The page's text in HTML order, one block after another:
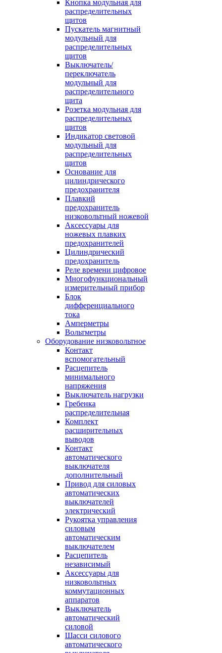
Кнопка модульная для
распределительных
щитов
Пускатель магнитный
модульный для
распределительных
щитов
Выключатель/
переключатель
модульный для
распределительного
щита
Розетка модульная для
распределительных
щитов
Индикатор световой
модульный для
распределительных
щитов
Основание для
цилиндрического
предохранителя
Плавкий
предохранитель
низковольтный ножевой
Аксессуары для
ножевых плавких
предохранителей
Цилиндрический
предохранитель
Реле времени цифровое
Многофункциональный
измерительный прибор
Блок
дифференциального
тока
Амперметры
Вольтметры
Оборудование низковольтное
Контакт
вспомогательный
Расцепитель
минимального
напряжения
Выключатель нагрузки
Гребенка
распределительная
Комплект
расширительных
выводов
Контакт
автоматического
выключателя
дополнительный
Привод для силовых
автоматических
выключателей
электрический
Рукоятка управления
силовым
автоматическим
выключателем
Расцепитель
независимый
Аксессуары для
низковольтных
коммутационных
аппаратов
Выключатель
автоматический
силовой
Шасси силового
автоматического